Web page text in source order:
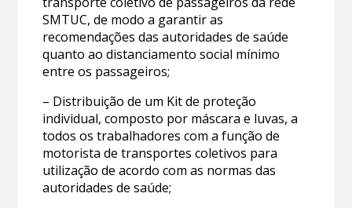
SMTUC, de modo a garantir as
recomendações das autoridades de saúde
quanto ao distanciamento social mínimo
entre os passageiros;
– Distribuição de um Kit de proteção
individual, composto por máscara e luvas, a
todos os trabalhadores com a função de
motorista de transportes coletivos para
utilização de acordo com as normas das
autoridades de saúde;